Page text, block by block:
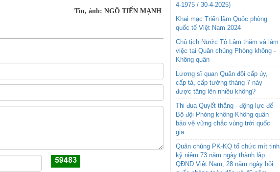
Tin, ảnh: NGÔ TIẾN MẠNH
4-1975 / 30-4-2025)
Khai mạc Triển lãm Quốc phòng
quốc tế Việt Nam 2024
Chủ tịch Nước Tô Lâm thăm và làm
việc tại Quân chủng Phòng không -
Không quân
Lương sĩ quan Quân đội cấp úy,
cấp tá, cấp tướng tháng 7 này
được tăng lên nhiều không?
Thi đua Quyết thắng - động lực để
Bộ đội Phòng không-Không quân
bảo vệ vững chắc vùng trời quốc
gia
Quân chủng PK-KQ tổ chức mít tinh
kỷ niệm 73 năm ngày thành lập
QĐND Việt Nam, 28 năm ngày hội